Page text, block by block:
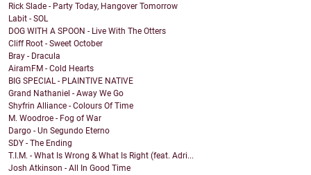
Rick Slade - Party Today, Hangover Tomorrow
Labit - SOL
DOG WITH A SPOON - Live With The Otters
Cliff Root - Sweet October
Bray - Dracula
AiramFM - Cold Hearts
BIG SPECIAL - PLAINTIVE NATIVE
Grand Nathaniel - Away We Go
Shyfrin Alliance - Colours Of Time
M. Woodroe - Fog of War
Dargo - Un Segundo Eterno
SDY - The Ending
T.I.M. - What Is Wrong & What Is Right (feat. Adri...
Josh Atkinson - All In Good Time